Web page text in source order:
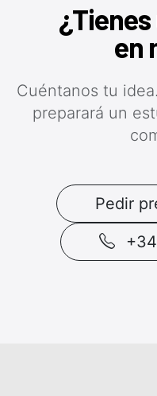
en
Cuéntanos tu
preparará un
Pedir